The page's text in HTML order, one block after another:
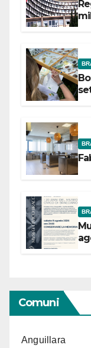
Comuni
Anguillara